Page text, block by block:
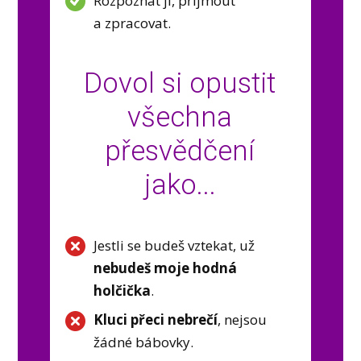
a zpracovat.
Dovol si opustit
všechna
přesvědčení
jako...
Jestli se budeš vztekat, už
nebudeš moje hodná
holčička.
Kluci přeci nebrečí, nejsou
žádné bábovky.